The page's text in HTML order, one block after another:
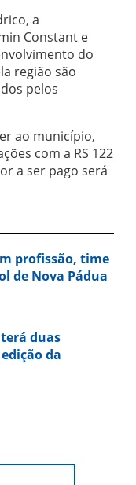
a
Constant e
do
região são
pelos
ao município,
com a RS 122
a ser pago será
profissão, time
de Nova Pádua
duas
da